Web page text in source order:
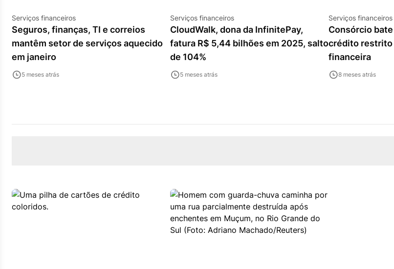
Serviços financeiros
Seguros, finanças, TI e correios
mantêm setor de serviços aquecido
em janeiro
5 meses atrás
Serviços financeiros
CloudWalk, dona da InfinitePay,
fatura R$ 5,44 bilhões em 2025, salto
de 104%
5 meses atrás
Serviços financeiros
Consórcio
crédito restrito
financeira
8 meses atrás